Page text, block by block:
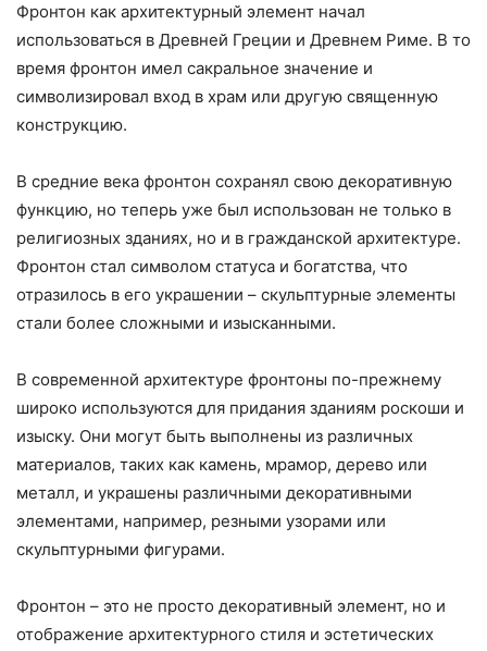
Фронтон как архитектурный элемент начал
использоваться в Древней Греции и Древнем Риме. В то
время фронтон имел сакральное значение и
символизировал вход в храм или другую священную
конструкцию.
В средние века фронтон сохранял свою декоративную
функцию, но теперь уже был использован не только в
религиозных зданиях, но и в гражданской архитектуре.
Фронтон стал символом статуса и богатства, что
отразилось в его украшении – скульптурные элементы
стали более сложными и изысканными.
В современной архитектуре фронтоны по-прежнему
широко используются для придания зданиям роскоши и
изыску. Они могут быть выполнены из различных
материалов, таких как камень, мрамор, дерево или
металл, и украшены различными декоративными
элементами, например, резными узорами или
скульптурными фигурами.
Фронтон – это не просто декоративный элемент, но и
отображение архитектурного стиля и эстетических